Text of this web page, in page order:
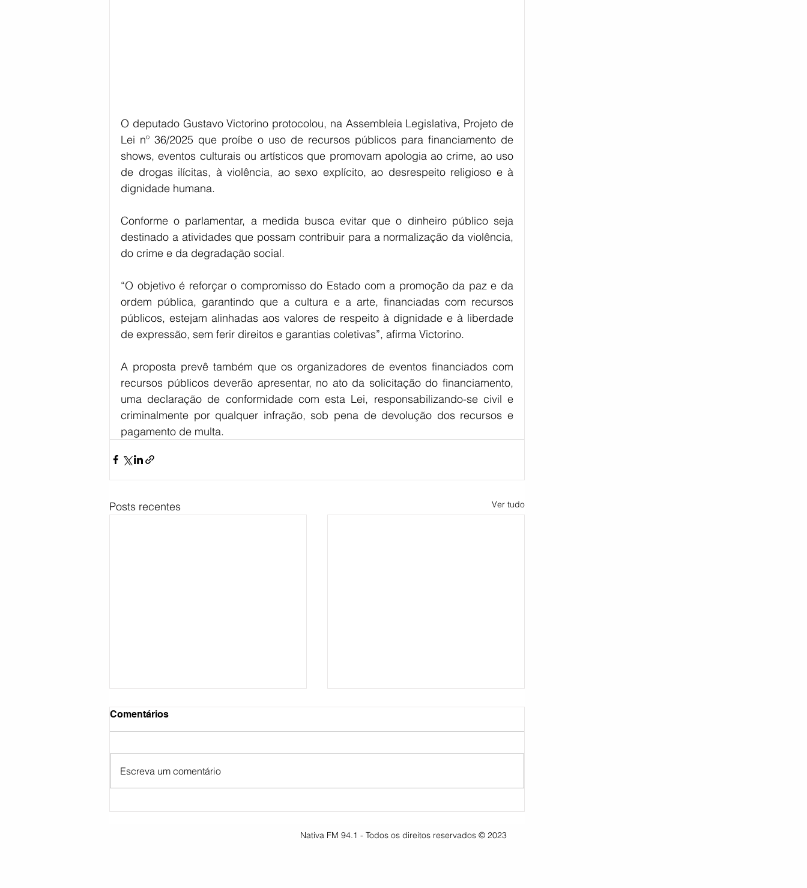
O deputado Gustavo Victorino protocolou, na Assembleia Legislativa, Projeto de
Lei nº 36/2025 que proíbe o uso de recursos públicos para financiamento de
shows, eventos culturais ou artísticos que promovam apologia ao crime, ao uso
de drogas ilícitas, à violência, ao sexo explícito, ao desrespeito religioso e à
dignidade humana.
Conforme o parlamentar, a medida busca evitar que o dinheiro público seja
destinado a atividades que possam contribuir para a normalização da violência,
do crime e da degradação social.
“O objetivo é reforçar o compromisso do Estado com a promoção da paz e da
ordem pública, garantindo que a cultura e a arte, financiadas com recursos
públicos, estejam alinhadas aos valores de respeito à dignidade e à liberdade
de expressão, sem ferir direitos e garantias coletivas”, afirma Victorino.
A proposta prevê também que os organizadores de eventos financiados com
recursos públicos deverão apresentar, no ato da solicitação do financiamento,
uma declaração de conformidade com esta Lei, responsabilizando-se civil e
criminalmente por qualquer infração, sob pena de devolução dos recursos e
pagamento de multa.
Posts recentes Ver tudo
Pinheiro Machado, confira as
Comentários
Escreva um comentário
Nativa FM 94.1 - Todos os direitos reservados © 2023